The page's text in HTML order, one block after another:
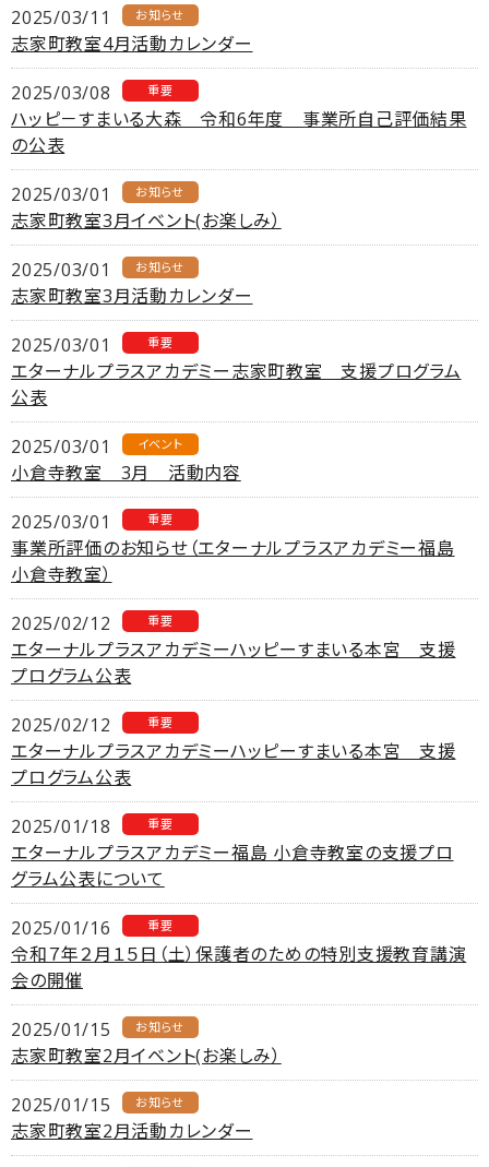
2025/03/11 お知らせ
志家町教室4月活動カレンダー
2025/03/08 重要
ハッピ－すまいる大森 令和6年度 事業所自己評価結果
の公表
2025/03/01 お知らせ
志家町教室3月イベント(お楽しみ）
2025/03/01 お知らせ
志家町教室3月活動カレンダー
2025/03/01 重要
エターナルプラスアカデミー志家町教室 支援プログラム
公表
2025/03/01 イベント
小倉寺教室 3月 活動内容
2025/03/01 重要
事業所評価のお知らせ（エターナルプラスアカデミー福島
小倉寺教室）
2025/02/12 重要
エターナルプラスアカデミーハッピーすまいる本宮 支援
プログラム公表
2025/02/12 重要
エターナルプラスアカデミーハッピーすまいる本宮 支援
プログラム公表
2025/01/18 重要
エターナルプラスアカデミー福島 小倉寺教室の支援プロ
グラム公表について
2025/01/16 重要
令和７年２月１５日（土）保護者のための特別支援教育講演
会の開催
2025/01/15 お知らせ
志家町教室2月イベント(お楽しみ）
2025/01/15 お知らせ
志家町教室2月活動カレンダー